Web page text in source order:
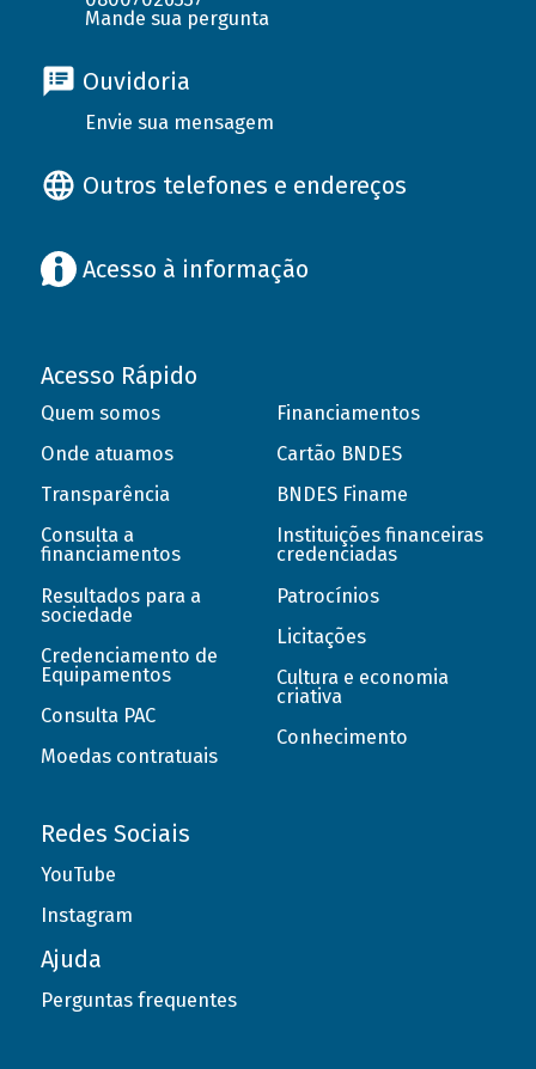
Mande sua pergunta
Ouvidoria
Envie sua mensagem
Outros telefones e endereços
Acesso à informação
Acesso Rápido
Quem somos
Onde atuamos
Transparência
Consulta a
financiamentos
Resultados para a
sociedade
Credenciamento de
Equipamentos
Consulta PAC
Moedas contratuais
Financiamentos
Cartão BNDES
BNDES Finame
Instituições financeiras
credenciadas
Patrocínios
Licitações
Cultura e economia
criativa
Conhecimento
Redes Sociais
YouTube
Instagram
Ajuda
Perguntas frequentes